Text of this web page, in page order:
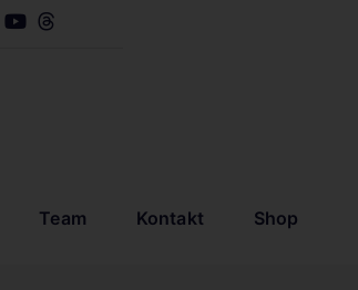
Team Kontakt Shop